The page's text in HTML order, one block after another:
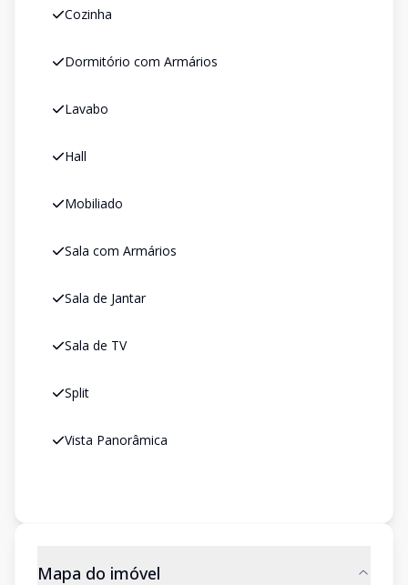
Cozinha
Dormitório com Armários
Lavabo
Hall
Mobiliado
Sala com Armários
Sala de Jantar
Sala de TV
Split
Vista Panorâmica
Mapa do imóvel